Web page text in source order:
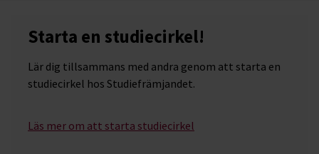
Starta en studiecirkel!
Lär dig tillsammans med andra genom att starta en
studiecirkel hos Studiefrämjandet.
Läs mer om att starta studiecirkel